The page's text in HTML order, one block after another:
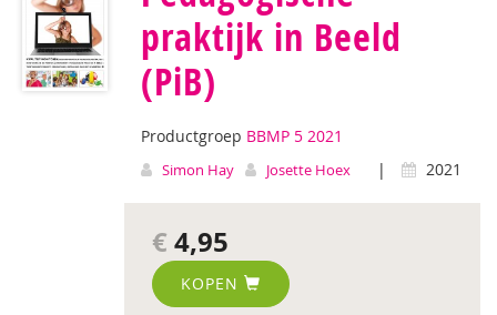
praktijk in Beeld
(PiB)
Productgroep BBMP 5 2021
Simon Hay Josette Hoex | 2021
€ 4,95
KOPEN